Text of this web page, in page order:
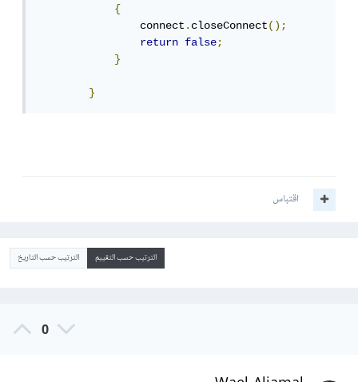
{
                connect
.closeConnect();
return
false;
}
}
اقتباس
الترتيب حسب التقييم الترتيب حسب التاريخ
0